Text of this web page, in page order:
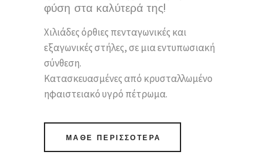
φύση στα καλύτερά της!
Χιλιάδες όρθιες πενταγωνικές και
εξαγωνικές στήλες, σε μια εντυπωσιακή
σύνθεση.
Κατασκευασμένες από κρυσταλλωμένο
ηφαιστειακό υγρό πέτρωμα.
ΜΑΘΕ ΠΕΡΙΣΣΟΤΕΡΑ